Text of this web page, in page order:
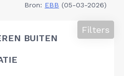
Bron: EBB (05-03-2026)
BUITEN
Filters